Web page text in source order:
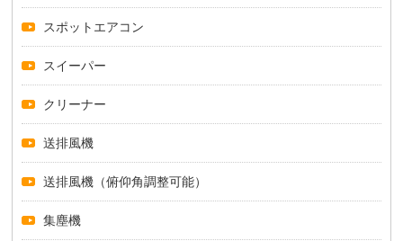
スポットエアコン
スイーパー
クリーナー
送排風機
送排風機（俯仰角調整可能）
集塵機